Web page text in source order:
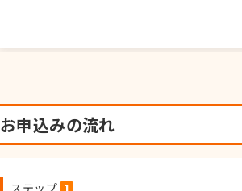
お申込みの流れ